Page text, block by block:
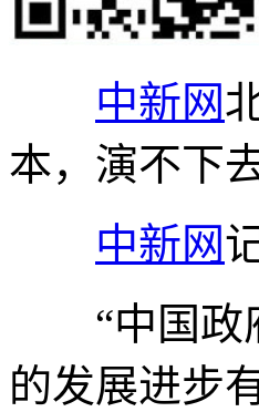
中新网
本，演不下
中新网
“中国政府
的发展进步